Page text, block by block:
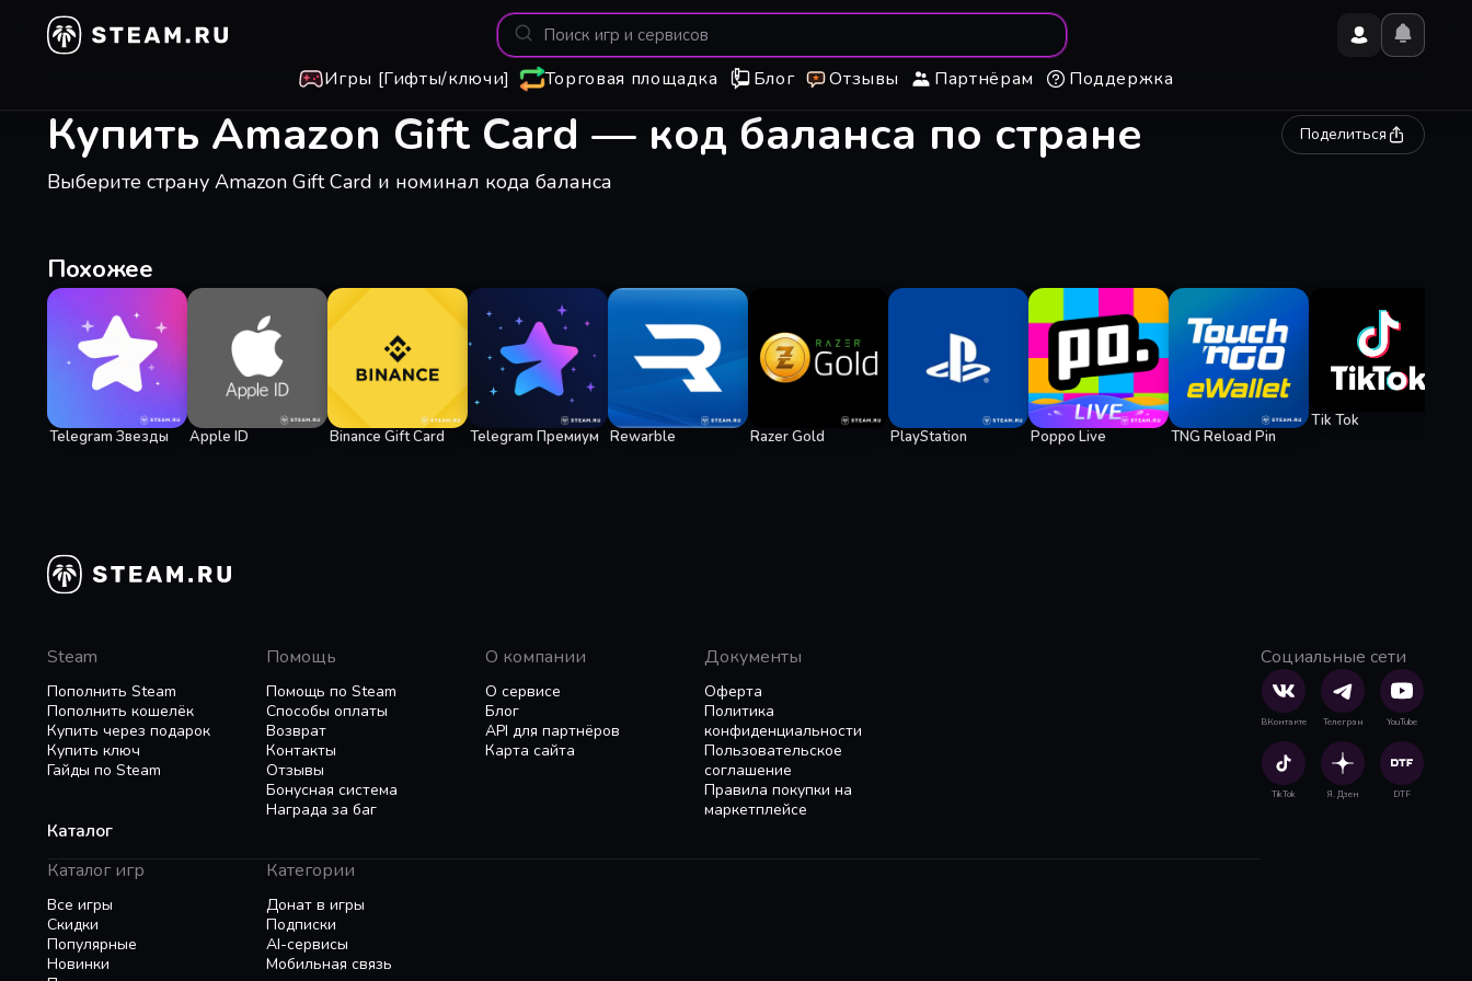
Игры [Гифты/ключи] Торговая площадка Блог Отзывы Партнёрам Поддержка
Купить Amazon Gift Card — код баланса по стране Поделиться
Выберите страну Amazon Gift Card и номинал кода баланса
Похожее
Telegram Звезды Apple ID Binance Gift Card Telegram Премиум Rewarble Razer Gold PlayStation Poppo Live TNG Reload Pin
Tik Tok
Steam
Пополнить Steam
Пополнить кошелёк
Купить через подарок
Купить ключ
Гайды по Steam
Помощь
Помощь по Steam
Способы оплаты
Возврат
Контакты
Отзывы
Бонусная система
Награда за баг
О компании
О сервисе
Блог
API для партнёров
Карта сайта
Документы
Оферта
Политика
конфиденциальности
Пользовательское
соглашение
Правила покупки на
маркетплейсе
Каталог
Каталог игр
Все игры
Скидки
Популярные
Новинки
Категории
Донат в игры
Подписки
AI-сервисы
Мобильная связь
Социальные сети
ВКонтакте Телеграм YouTube
TikTok Я. Дзен DTF